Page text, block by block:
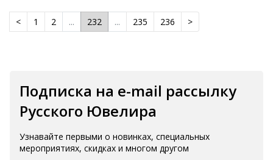
< 1 2 ... 232 ... 235 236 >
Подписка на e-mail рассылку
Русского Ювелира
Узнавайте первыми о новинках, специальных
мероприятиях, скидках и многом другом